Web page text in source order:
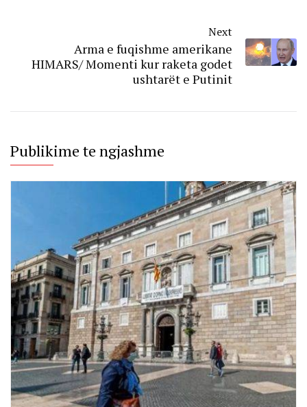
Next
Arma e fuqishme amerikane
HIMARS/ Momenti kur raketa godet
ushtarët e Putinit
Publikime te ngjashme